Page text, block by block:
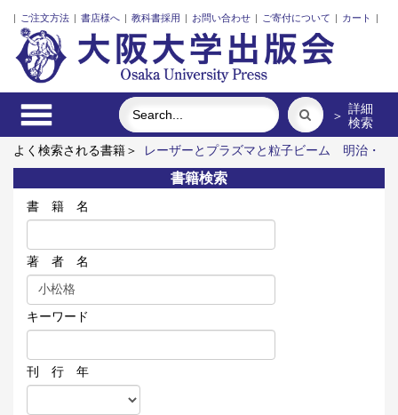
| ご注文方法 | 書店様へ | 教科書採用 | お問い合わせ | ご寄付について | カート |
＞ 詳細
検索
よく検索される書籍＞
レーザーとプラズマと粒子ビーム
明治・
大正・昭和の細菌学者たち
アーミッシュキルトを訪ねて
リス
ク意思決定論
食べる プルースト 受容と創造
書籍検索
書 籍 名
著 者 名
キーワード
刊 行 年